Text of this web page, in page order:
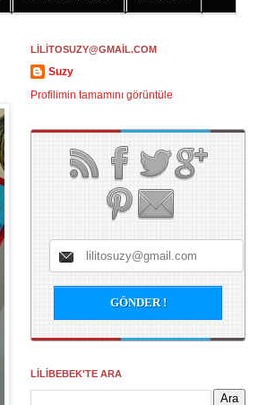
LİLİTOSUZY@GMAİL.COM
Suzy
Profilimin tamamını görüntüle
LİLİBEBEK'TE ARA